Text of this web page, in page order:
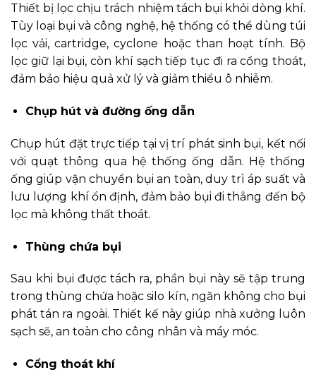
Thiết bị lọc chịu trách nhiệm tách bụi khỏi dòng khí.
Tùy loại bụi và công nghệ, hệ thống có thể dùng túi
lọc vải, cartridge, cyclone hoặc than hoạt tính. Bộ
lọc giữ lại bụi, còn khí sạch tiếp tục đi ra cổng thoát,
đảm bảo hiệu quả xử lý và giảm thiểu ô nhiễm.
Chụp hút và đường ống dẫn
Chụp hút đặt trực tiếp tại vị trí phát sinh bụi, kết nối
với quạt thông qua hệ thống ống dẫn. Hệ thống
ống giúp vận chuyển bụi an toàn, duy trì áp suất và
lưu lượng khí ổn định, đảm bảo bụi đi thẳng đến bộ
lọc mà không thất thoát.
Thùng chứa bụi
Sau khi bụi được tách ra, phần bụi này sẽ tập trung
trong thùng chứa hoặc silo kín, ngăn không cho bụi
phát tán ra ngoài. Thiết kế này giúp nhà xưởng luôn
sạch sẽ, an toàn cho công nhân và máy móc.
Cổng thoát khí